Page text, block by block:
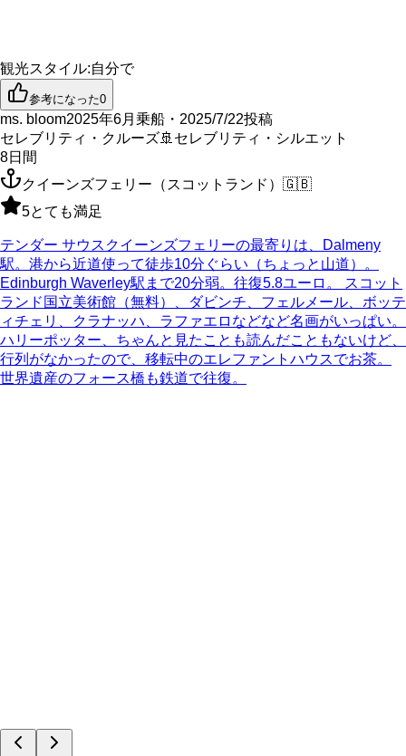
観光スタイル:自分で
参考になった0
ms. bloom2025年6月乗船・2025/7/22投稿
セレブリティ・クルーズ🚢 セレブリティ・シルエット
8日間
クイーンズフェリー（スコットランド） 🇬🇧
5とても満足
テンダー サウスクイーンズフェリーの最寄りは、Dalmeny
駅。港から近道使って徒歩10分ぐらい（ちょっと山道）。
Edinburgh Waverley駅まで20分弱。往復5.8ユーロ。 スコット
ランド国立美術館（無料）、ダビンチ、フェルメール、ボッテ
ィチェリ、クラナッハ、ラファエロなどなど名画がいっぱい。
ハリーポッター、ちゃんと見たことも読んだこともないけど、
行列がなかったので、移転中のエレファントハウスでお茶。
世界遺産のフォース橋も鉄道で往復。